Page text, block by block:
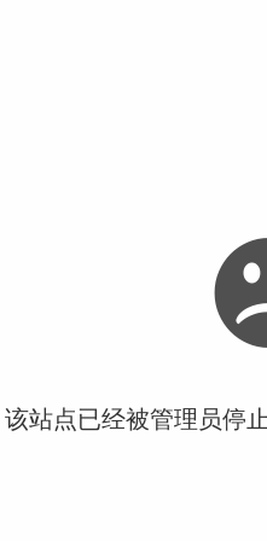
站点已经被管理员停